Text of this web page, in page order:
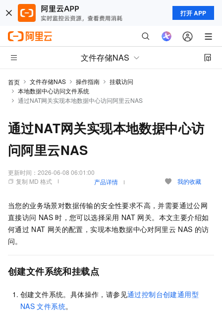
打开 APP
文件存储NAS
首页 文件存储NAS 操作指南
挂载访问
本地数据中心访问文件系统
通过NAT网关实现本地数据中心访问阿里云NAS
通过NAT网关实现本地数据中心访
问阿里云NAS
更新时间： 2026-06-08 06:01:00
复制 MD 格式
产品详情 我的收藏
当您的业务场景对数据传输的安全性要求不高，并需要通过公网
直接访问 NAS 时，您可以选择采用 NAT 网关。本文主要介绍如
何通过 NAT 网关的配置，实现本地数据中心对阿里云 NAS 的访
问。
创建文件系统和挂载点
创建文件系统。具体操作，请参见通过控制台创建通用型
NAS 文件系统。